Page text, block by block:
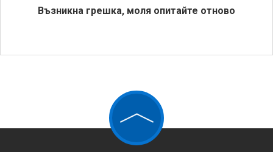
Възникна грешка, моля опитайте отново